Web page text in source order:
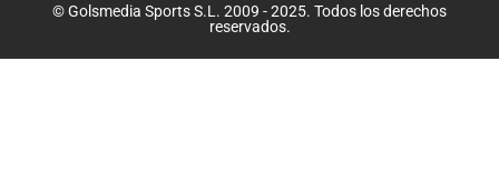
© Golsmedia Sports S.L. 2009 - 2025. Todos los derechos
reservados.